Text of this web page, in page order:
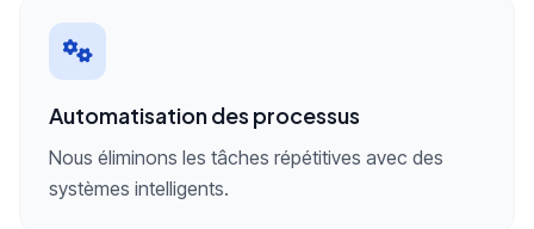
Automatisation des processus
Nous éliminons les tâches répétitives avec des
systèmes intelligents.